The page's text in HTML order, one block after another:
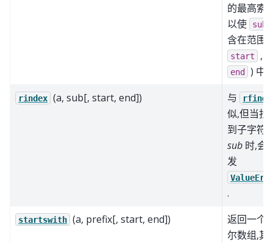
的最高索
以使
sub
含在范围 [
start ,
end ) 中.
rindex (a, sub[, start, end]) 与 rfind
似,但当找
到子字符
sub 时,会
发
.
startswith (a, prefix[, start, end])
返回一个
尔数组,其